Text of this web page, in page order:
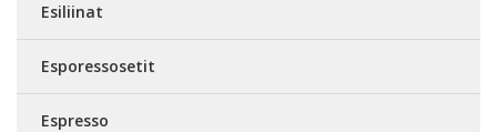
Esiliinat
Esporessosetit
Espresso